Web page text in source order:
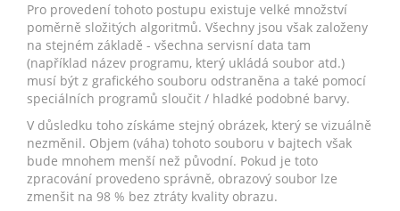
Pro provedení tohoto postupu existuje velké množství
poměrně složitých algoritmů. Všechny jsou však založeny
na stejném základě - všechna servisní data tam
(například název programu, který ukládá soubor atd.)
musí být z grafického souboru odstraněna a také pomocí
speciálních programů sloučit / hladké podobné barvy.
V důsledku toho získáme stejný obrázek, který se vizuálně
nezměnil. Objem (váha) tohoto souboru v bajtech však
bude mnohem menší než původní. Pokud je toto
zpracování provedeno správně, obrazový soubor lze
zmenšit na 98 % bez ztráty kvality obrazu.